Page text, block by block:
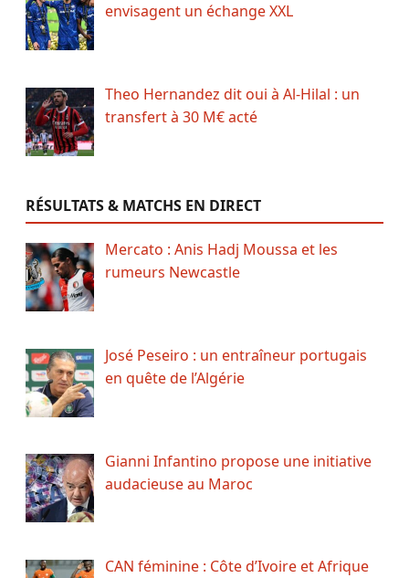
envisagent un échange XXL
Theo Hernandez dit oui à Al-Hilal : un
transfert à 30 M€ acté
RÉSULTATS & MATCHS EN DIRECT
Mercato : Anis Hadj Moussa et les
rumeurs Newcastle
José Peseiro : un entraîneur portugais
en quête de l’Algérie
Gianni Infantino propose une initiative
audacieuse au Maroc
CAN féminine : Côte d’Ivoire et Afrique